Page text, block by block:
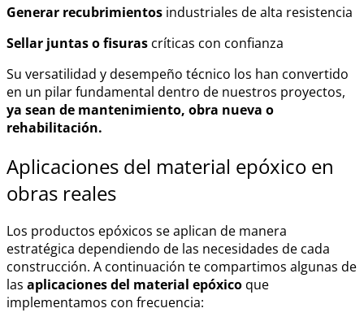
Generar recubrimientos industriales de alta resistencia
Sellar juntas o fisuras críticas con confianza
Su versatilidad y desempeño técnico los han convertido
en un pilar fundamental dentro de nuestros proyectos,
ya sean de mantenimiento, obra nueva o
rehabilitación.
Aplicaciones del material epóxico en
obras reales
Los productos epóxicos se aplican de manera
estratégica dependiendo de las necesidades de cada
construcción. A continuación te compartimos algunas de
las aplicaciones del material epóxico que
implementamos con frecuencia: